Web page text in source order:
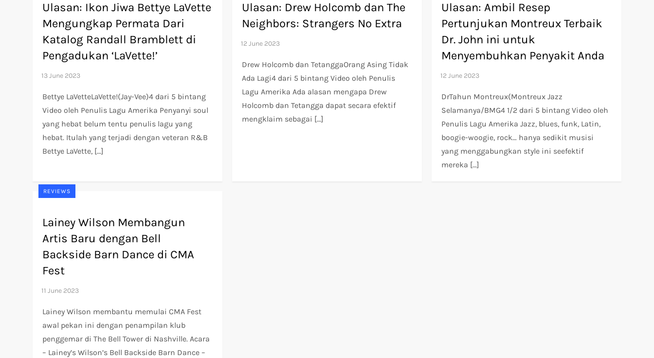
Ulasan: Ikon Jiwa Bettye LaVette
Mengungkap Permata Dari
Katalog Randall Bramblett di
Pengadukan ‘LaVette!’
Bettye LaVetteLaVette!(Jay-Vee)4 dari 5 bintang
Video oleh Penulis Lagu Amerika Penyanyi soul
yang hebat belum tentu penulis lagu yang
hebat. Itulah yang terjadi dengan veteran R&B
Bettye LaVette, […]
Ulasan: Drew Holcomb dan The
Neighbors: Strangers No Extra
Drew Holcomb dan TetanggaOrang Asing Tidak
Ada Lagi4 dari 5 bintang Video oleh Penulis
Lagu Amerika Ada alasan mengapa Drew
Holcomb dan Tetangga dapat secara efektif
mengklaim sebagai […]
Ulasan: Ambil Resep
Pertunjukan Montreux Terbaik
Dr. John ini untuk
Menyembuhkan Penyakit Anda
DrTahun Montreux(Montreux Jazz
Selamanya/BMG4 1/2 dari 5 bintang Video oleh
Penulis Lagu Amerika Jazz, blues, funk, Latin,
boogie-woogie, rock… hanya sedikit musisi
yang menggabungkan style ini seefektif
mereka […]
REVIEWS
Lainey Wilson Membangun
Artis Baru dengan Bell
Backside Barn Dance di CMA
Fest
Lainey Wilson membantu memulai CMA Fest
awal pekan ini dengan penampilan klub
penggemar di The Bell Tower di Nashville. Acara
– Lainey’s Wilson’s Bell Backside Barn Dance –